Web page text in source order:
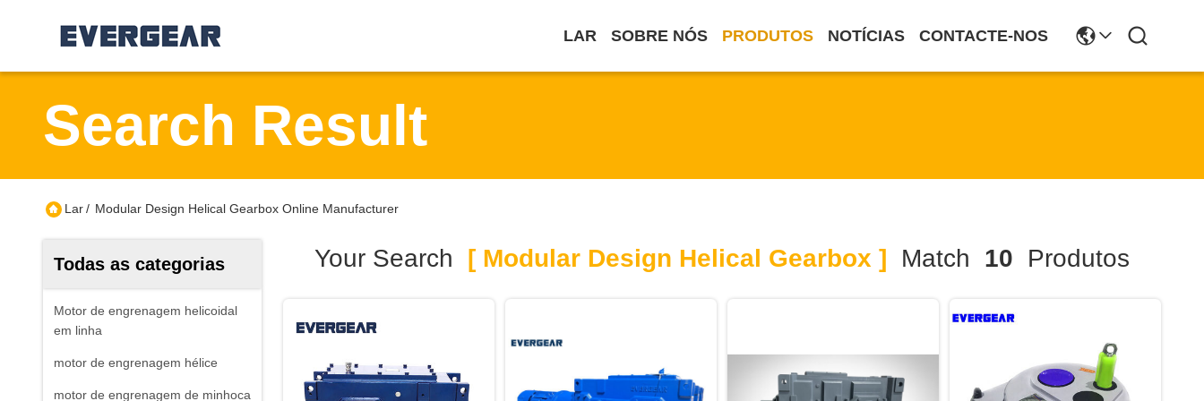
LAR SOBRE NÓS PRODUTOS NOTÍCIAS CONTACTE-NOS
Search Result
Lar/ Modular Design Helical Gearbox Online Manufacturer
Todas as categorias
Motor de engrenagem helicoidal
em linha
motor de engrenagem hélice
motor de engrenagem de minhoca
Your Search [ Modular Design Helical Gearbox ] Match 10 Produtos